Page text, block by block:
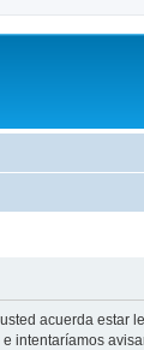
usted acuerda estar
intentaríamos